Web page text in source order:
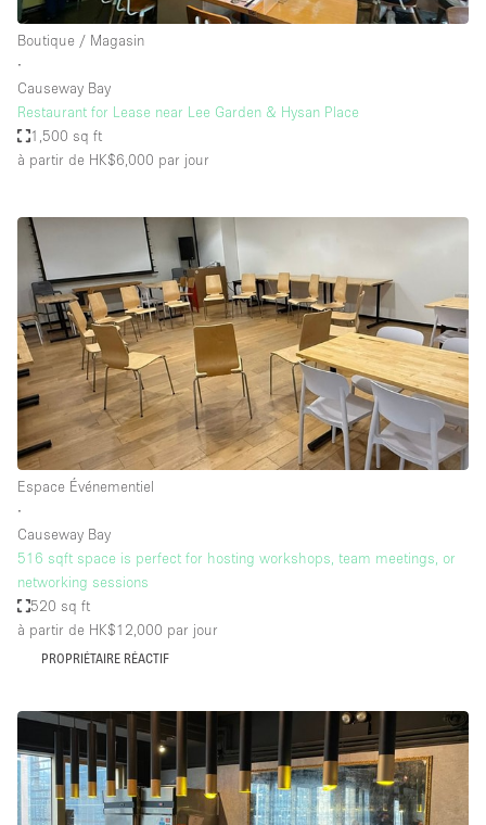
Boutique / Magasin
∙
Causeway Bay
Restaurant for Lease near Lee Garden & Hysan Place
1,500 sq ft
à partir de HK$6,000 par jour
Espace Événementiel
∙
Causeway Bay
516 sqft space is perfect for hosting workshops, team meetings, or
networking sessions
520 sq ft
à partir de HK$12,000 par jour
PROPRIÉTAIRE RÉACTIF